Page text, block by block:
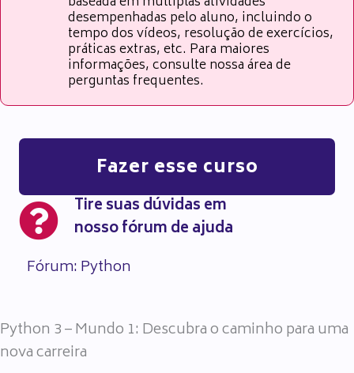
desempenhadas pelo aluno, incluindo o
tempo dos vídeos, resolução de exercícios,
práticas extras, etc. Para maiores
informações, consulte nossa área de
perguntas frequentes.
Fazer esse curso
Tire suas dúvidas em
nosso fórum de ajuda
Fórum: Python
Python 3 – Mundo 1: Descubra o caminho para uma
nova carreira